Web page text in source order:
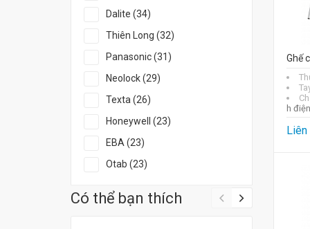
Dalite (34)
Thiên Long (32)
Panasonic (31)
Neolock (29)
Texta (26)
Honeywell (23)
EBA (23)
Otab (23)
Có thể bạn thích
Ghế
h điện
Liên